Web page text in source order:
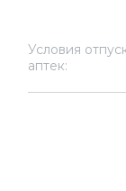
Условия
аптек: